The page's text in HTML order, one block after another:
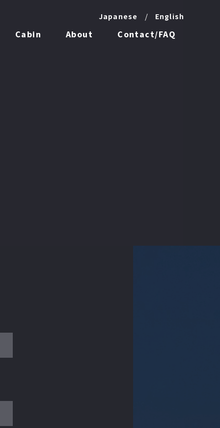
Cabin About Contact/FAQ
Japanese English